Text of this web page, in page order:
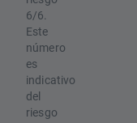
6/6.
Este
número
es
indicativo
del
riesgo